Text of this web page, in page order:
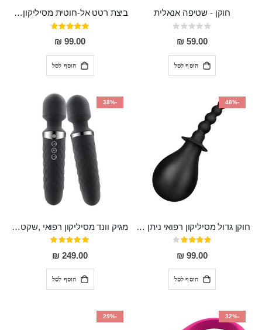
חוקן - שטיפה אנאלית
Rating:
0%
59.00 ₪
הוסף לסל
ביצת רטט אל-חוטית מסיליקון רפואי בגודל של 8 ס"מ ורוחב 3 ס"מ בעלת 20 מהירויות שונות "ENKI"
דירוג:
93%
99.00 ₪
הוסף לסל
-48%
חוקן גדול מסיליקון רפואי ניתן לשימוש גם כפלאג וגם כחרוזים אנאלים
דירוג:
80%
99.00 ₪
הוסף לסל
-38%
מגיק וונד מסיליקון רפואי ,שקט במיוחד, נטען בעל 10 מהירויות שונות "Erna"
דירוג:
100%
249.00 ₪
הוסף לסל
-32%
-29%